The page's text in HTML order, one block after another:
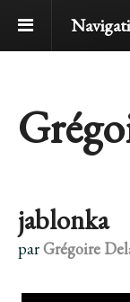
jablonka
parGrégoire